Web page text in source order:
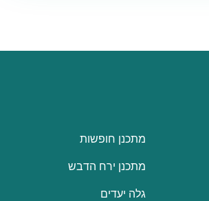
מתכנן חופשות
מתכנן ירח הדבש
גלה יעדים